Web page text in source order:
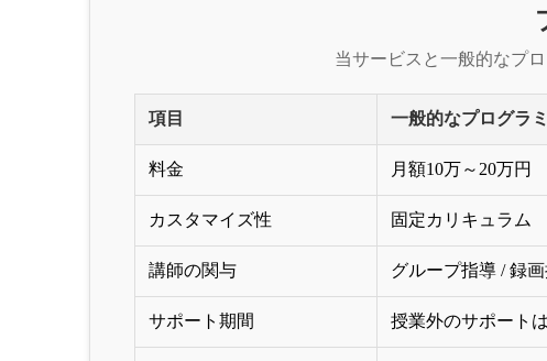
当サービスと一般的なプ
項目 一般的なプログラ
料金 月額10万～20万円
カスタマイズ性 固定カリキュラム
講師の関与 グループ指導 / 録
サポート期間 授業外のサポート